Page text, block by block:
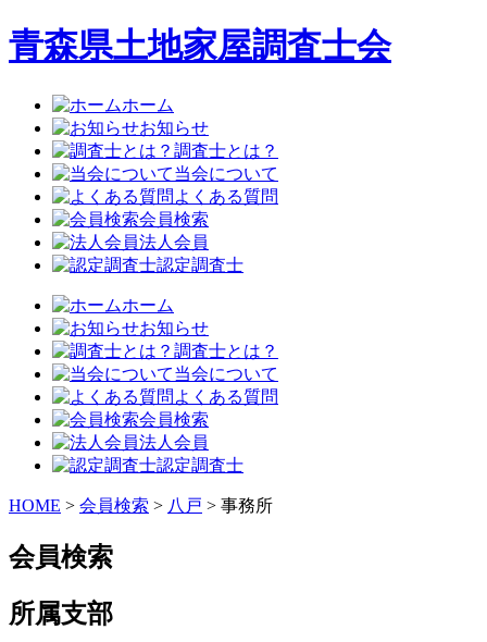
青森県土地家屋調査士会
ホーム
お知らせ
調査士とは？
当会について
よくある質問
会員検索
法人会員
認定調査士
ホーム
お知らせ
調査士とは？
当会について
よくある質問
会員検索
法人会員
認定調査士
HOME > 会員検索 > 八戸 > 事務所
会員検索
所属支部